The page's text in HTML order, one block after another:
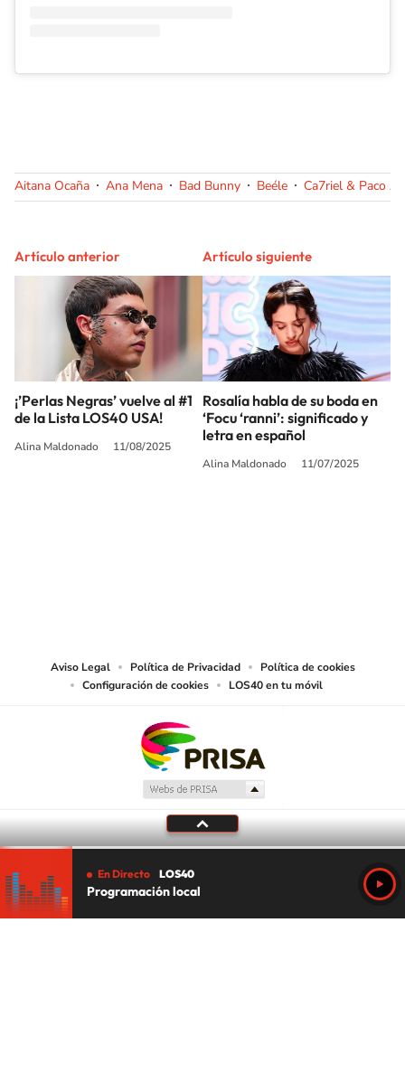
Aitana Ocaña Ana Mena Bad Bunny Beéle Ca7riel & Paco
Artículo anterior
¡’Perlas Negras’ vuelve al #1
de la Lista LOS40 USA!
Alina Maldonado 11/08/2025
Artículo siguiente
Rosalía habla de su boda en
‘Focu ‘ranni’: significado y
letra en español
Alina Maldonado 11/07/2025
Aviso Legal Política de Privacidad
Política de cookies
Configuración de cookies
LOS40 en tu móvil
En Directo LOS40
Programación local